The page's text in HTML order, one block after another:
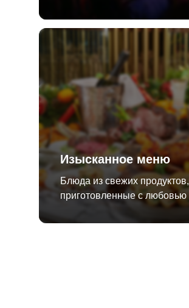
Блюда из свежих продуктов,
приготовленные с любовью
Изысканное меню